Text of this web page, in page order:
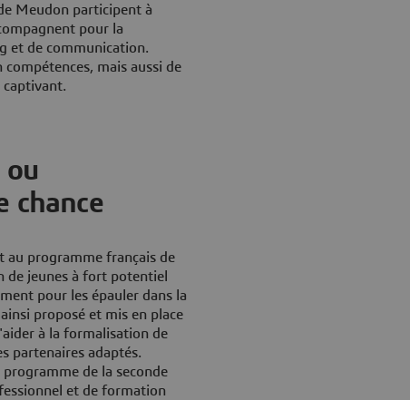
Meudon participent à
pour la
et de communication.
mais aussi de
captivant.
chance
au programme français de
de jeunes à fort potentiel
pour les épauler dans la
proposé et mis en place
à la formalisation de
partenaires adaptés.
de la seconde
et de formation